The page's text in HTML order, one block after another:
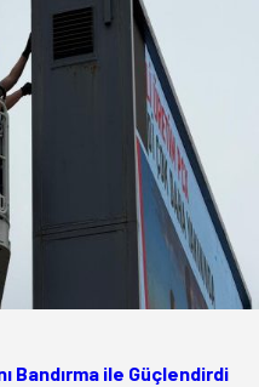
Bandırma ile Güçlendirdi